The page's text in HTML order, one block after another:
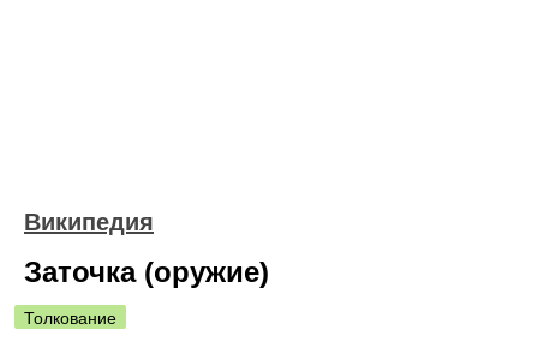
Википедия
Заточка (оружие)
Толкование